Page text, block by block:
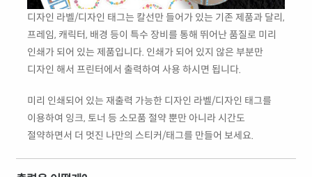
디자인 라벨/디자인 태그는 칼선만 들어가 있는 기존 제품과 달리,
프레임, 캐릭터, 배경 등이 특수 장비를 통해 뛰어난 품질로 미리
인쇄가 되어 있는 제품입니다. 인쇄가 되어 있지 않은 부분만
디자인 해서 프린터에서 출력하여 사용 하시면 됩니다.
미리 인쇄되어 있는 재출력 가능한 디자인 라벨/디자인 태그를
이용하여 잉크, 토너 등 소모품 절약 뿐만 아니라 시간도
절약하면서 더 멋진 나만의 스티커/태그를 만들어 보세요.